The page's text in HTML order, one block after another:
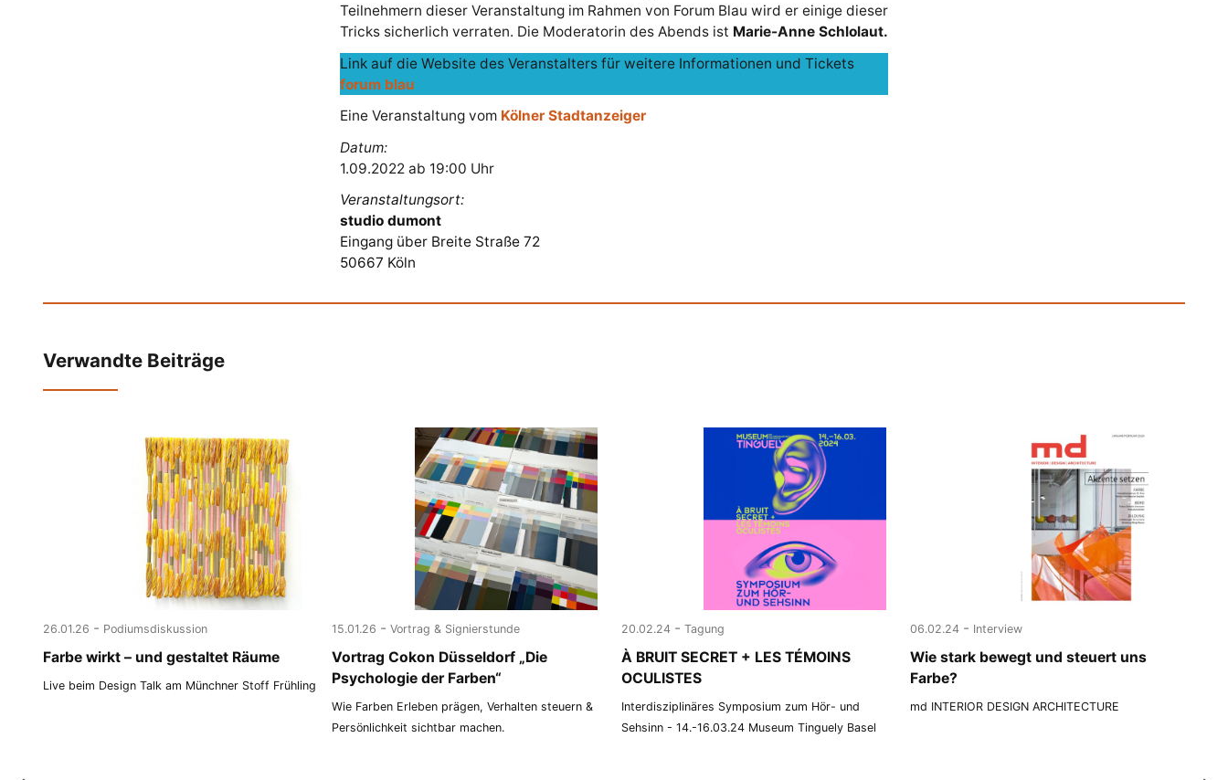
Teilnehmern dieser Veranstaltung im Rahmen von Forum Blau wird er einige dieser
Tricks sicherlich verraten. Die Moderatorin des Abends ist Marie-Anne Schlolaut.
Link auf die Website des Veranstalters für weitere Informationen und Tickets
forum blau
Eine Veranstaltung vom Kölner Stadtanzeiger
Datum:
1.09.2022 ab 19:00 Uhr
Veranstaltungsort:
studio dumont
Eingang über Breite Straße 72
50667 Köln
Verwandte Beiträge
26.01.26 - Podiumsdiskussion
Farbe wirkt – und gestaltet Räume
Live beim Design Talk am Münchner Stoff Frühling
15.01.26 - Vortrag & Signierstunde
Vortrag Cokon Düsseldorf „Die
Psychologie der Farben“
Wie Farben Erleben prägen, Verhalten steuern &
Persönlichkeit sichtbar machen.
20.02.24 - Tagung
À BRUIT SECRET + LES TÉMOINS
OCULISTES
Interdisziplinäres Symposium zum Hör- und
Sehsinn - 14.-16.03.24 Museum Tinguely Basel
06.02.24 - Interview
Wie stark bewegt und steuert uns
Farbe?
md INTERIOR DESIGN ARCHITECTURE